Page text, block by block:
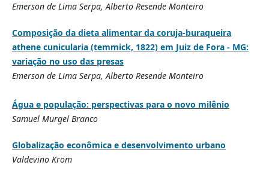
Emerson de Lima Serpa, Alberto Resende Monteiro
Composição da dieta alimentar da coruja-buraqueira
athene cunicularia (temmick, 1822) em Juiz de Fora - MG:
variação no uso das presas
Emerson de Lima Serpa, Alberto Resende Monteiro
Água e população: perspectivas para o novo milênio
Samuel Murgel Branco
Globalização econômica e desenvolvimento urbano
Valdevino Krom